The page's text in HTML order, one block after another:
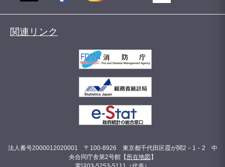
関連リンク
法人番号2000012020001 〒100-8926 東京都千代田区霞が関2－1－2 中
央合同庁舎第2号館【 所在地図 】